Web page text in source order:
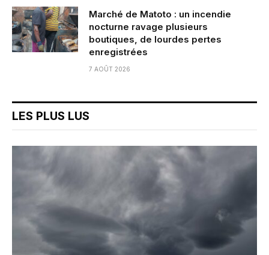
Marché de Matoto : un incendie
nocturne ravage plusieurs
boutiques, de lourdes pertes
enregistrées
7 AOÛT 2026
LES PLUS LUS